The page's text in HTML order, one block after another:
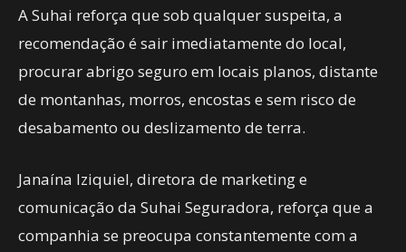
A Suhai reforça que sob qualquer suspeita, a
recomendação é sair imediatamente do local,
procurar abrigo seguro em locais planos, distante
de montanhas, morros, encostas e sem risco de
desabamento ou deslizamento de terra.
Janaína Iziquiel, diretora de marketing e
comunicação da Suhai Seguradora, reforça que a
companhia se preocupa constantemente com a